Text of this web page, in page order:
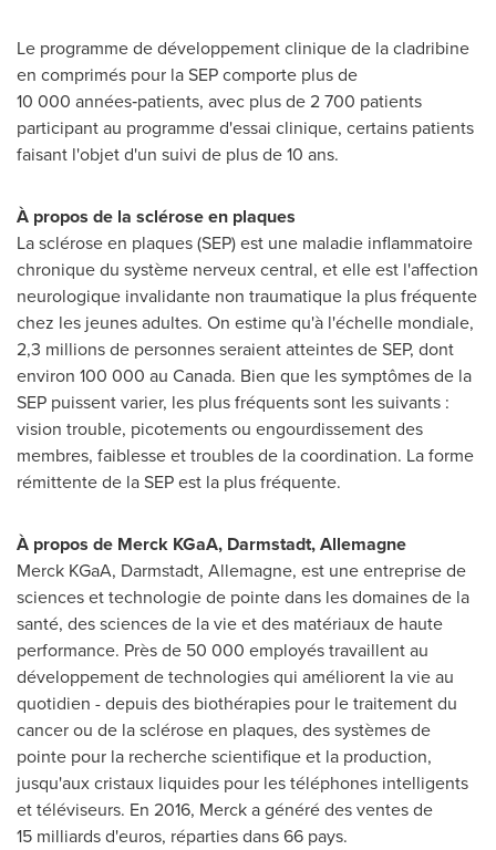
Le programme de développement clinique de la cladribine
en comprimés pour la SEP comporte plus de
10 000 années‑patients, avec plus de 2 700 patients
participant au programme d'essai clinique, certains patients
faisant l'objet d'un suivi de plus de 10 ans.
À propos de la sclérose en plaques
La sclérose en plaques (SEP) est une maladie inflammatoire
chronique du système nerveux central, et elle est l'affection
neurologique invalidante non traumatique la plus fréquente
chez les jeunes adultes. On estime qu'à l'échelle mondiale,
2,3 millions de personnes seraient atteintes de SEP, dont
environ 100 000 au Canada. Bien que les symptômes de la
SEP puissent varier, les plus fréquents sont les suivants :
vision trouble, picotements ou engourdissement des
membres, faiblesse et troubles de la coordination. La forme
rémittente de la SEP est la plus fréquente.
À propos de Merck KGaA, Darmstadt, Allemagne
Merck KGaA, Darmstadt, Allemagne, est une entreprise de
sciences et technologie de pointe dans les domaines de la
santé, des sciences de la vie et des matériaux de haute
performance. Près de 50 000 employés travaillent au
développement de technologies qui améliorent la vie au
quotidien - depuis des biothérapies pour le traitement du
cancer ou de la sclérose en plaques, des systèmes de
pointe pour la recherche scientifique et la production,
jusqu'aux cristaux liquides pour les téléphones intelligents
et téléviseurs. En 2016, Merck a généré des ventes de
15 milliards d'euros, réparties dans 66 pays.